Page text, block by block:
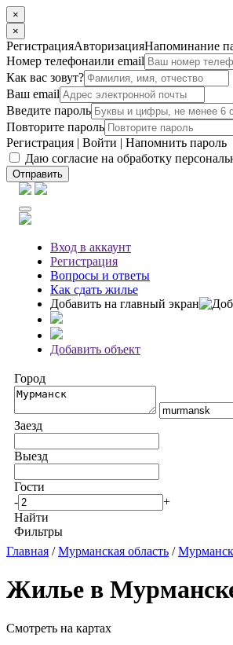
×
×
РегистрацияАвторизацияНапоминание
Номер телефонаили email
Как вас зовут?
Ваш email
Введите пароль
Повторите пароль
Регистрация | Войти | Напомнить пароль
Даю согласие на обработку
Отправить
Вход в аккаунт
Регистрация
Вопросы и ответы
Как сдать жилье
Добавить на главный экран
Добавить объект
Город
Заезд
Выезд
Гости
-
+
Найти
Фильтры
Главная /Мурманская область /Мурманск
Жилье в
Смотреть на картах